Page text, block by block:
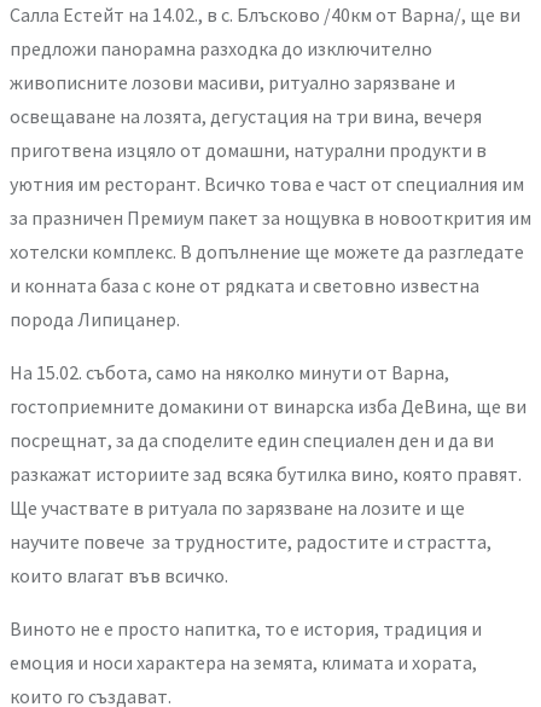
Салла Естейт на 14.02., в с. Блъсково /40км от Варна/, ще ви
предложи панорамна разходка до изключително
живописните лозови масиви, ритуално зарязване и
освещаване на лозята, дегустация на три вина, вечеря
приготвена изцяло от домашни, натурални продукти в
уютния им ресторант. Всичко това е част от специалния им
за празничен Премиум пакет за нощувка в новооткрития им
хотелски комплекс. В допълнение ще можете да разгледате
и конната база с коне от рядката и световно известна
порода Липицанер.
На 15.02. събота, само на няколко минути от Варна,
гостоприемните домакини от винарска изба ДеВина, ще ви
посрещнат, за да споделите един специален ден и да ви
разкажат историите зад всяка бутилка вино, която правят.
Ще участвате в ритуала по зарязване на лозите и ще
научите повече за трудностите, радостите и страстта,
които влагат във всичко.
Виното не е просто напитка, то е история, традиция и
емоция и носи характера на земята, климата и хората,
които го създават.